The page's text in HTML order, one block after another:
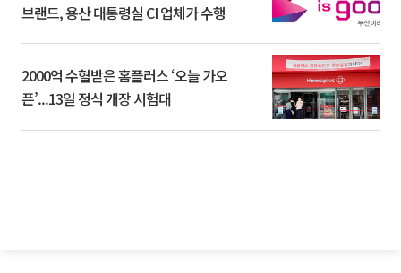
브랜드, 용산 대통령실 CI 업체가 수행
2000억 수혈받은 홈플러스 ‘오늘 가오
픈’...13일 정식 개장 시험대